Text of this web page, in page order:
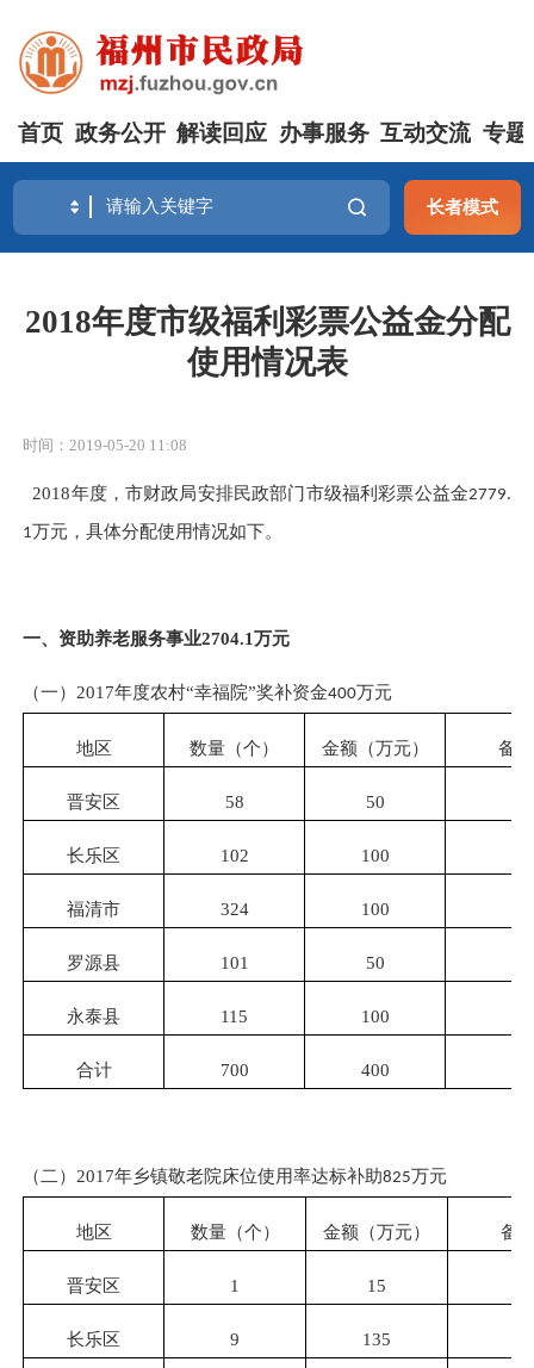
首页 政务公开 解读回应 办事服务 互动交流 专题
长者模式
2018年度市级福利彩票公益金分配
使用情况表
时间：2019-05-20 11:08
2018年度，市财政局安排民政部门市级福利彩票公益金2779.
1万元，具体分配使用情况如下。
一、资助养老服务事业2704.1万元
（一） 2017年度农村“幸福院”奖补资金400万元
地区 数量（个） 金额（万元） 备注
晋安区 58 50
长乐区 102 100
福清市 324 100
罗源县 101 50
永泰县 115 100
合计 700 400
（二） 2017年乡镇敬老院床位使用率达标补助825万元
地区 数量（个） 金额（万元） 备
晋安区 1 15
长乐区 9 135